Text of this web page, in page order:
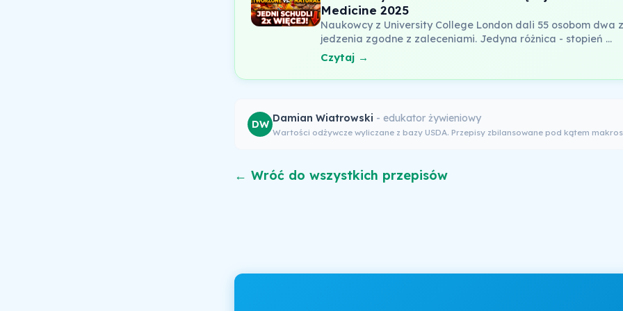
Medicine 2025
Naukowcy z University College London dali 55 osobom dwa
jedzenia zgodne z zaleceniami. Jedyna różnica - stopień …
Czytaj →
DW
Damian Wiatrowski - edukator żywieniowy
Wartości odżywcze wyliczane z bazy USDA. Przepisy zbilansowane pod kątem
← Wróć do wszystkich przepisów